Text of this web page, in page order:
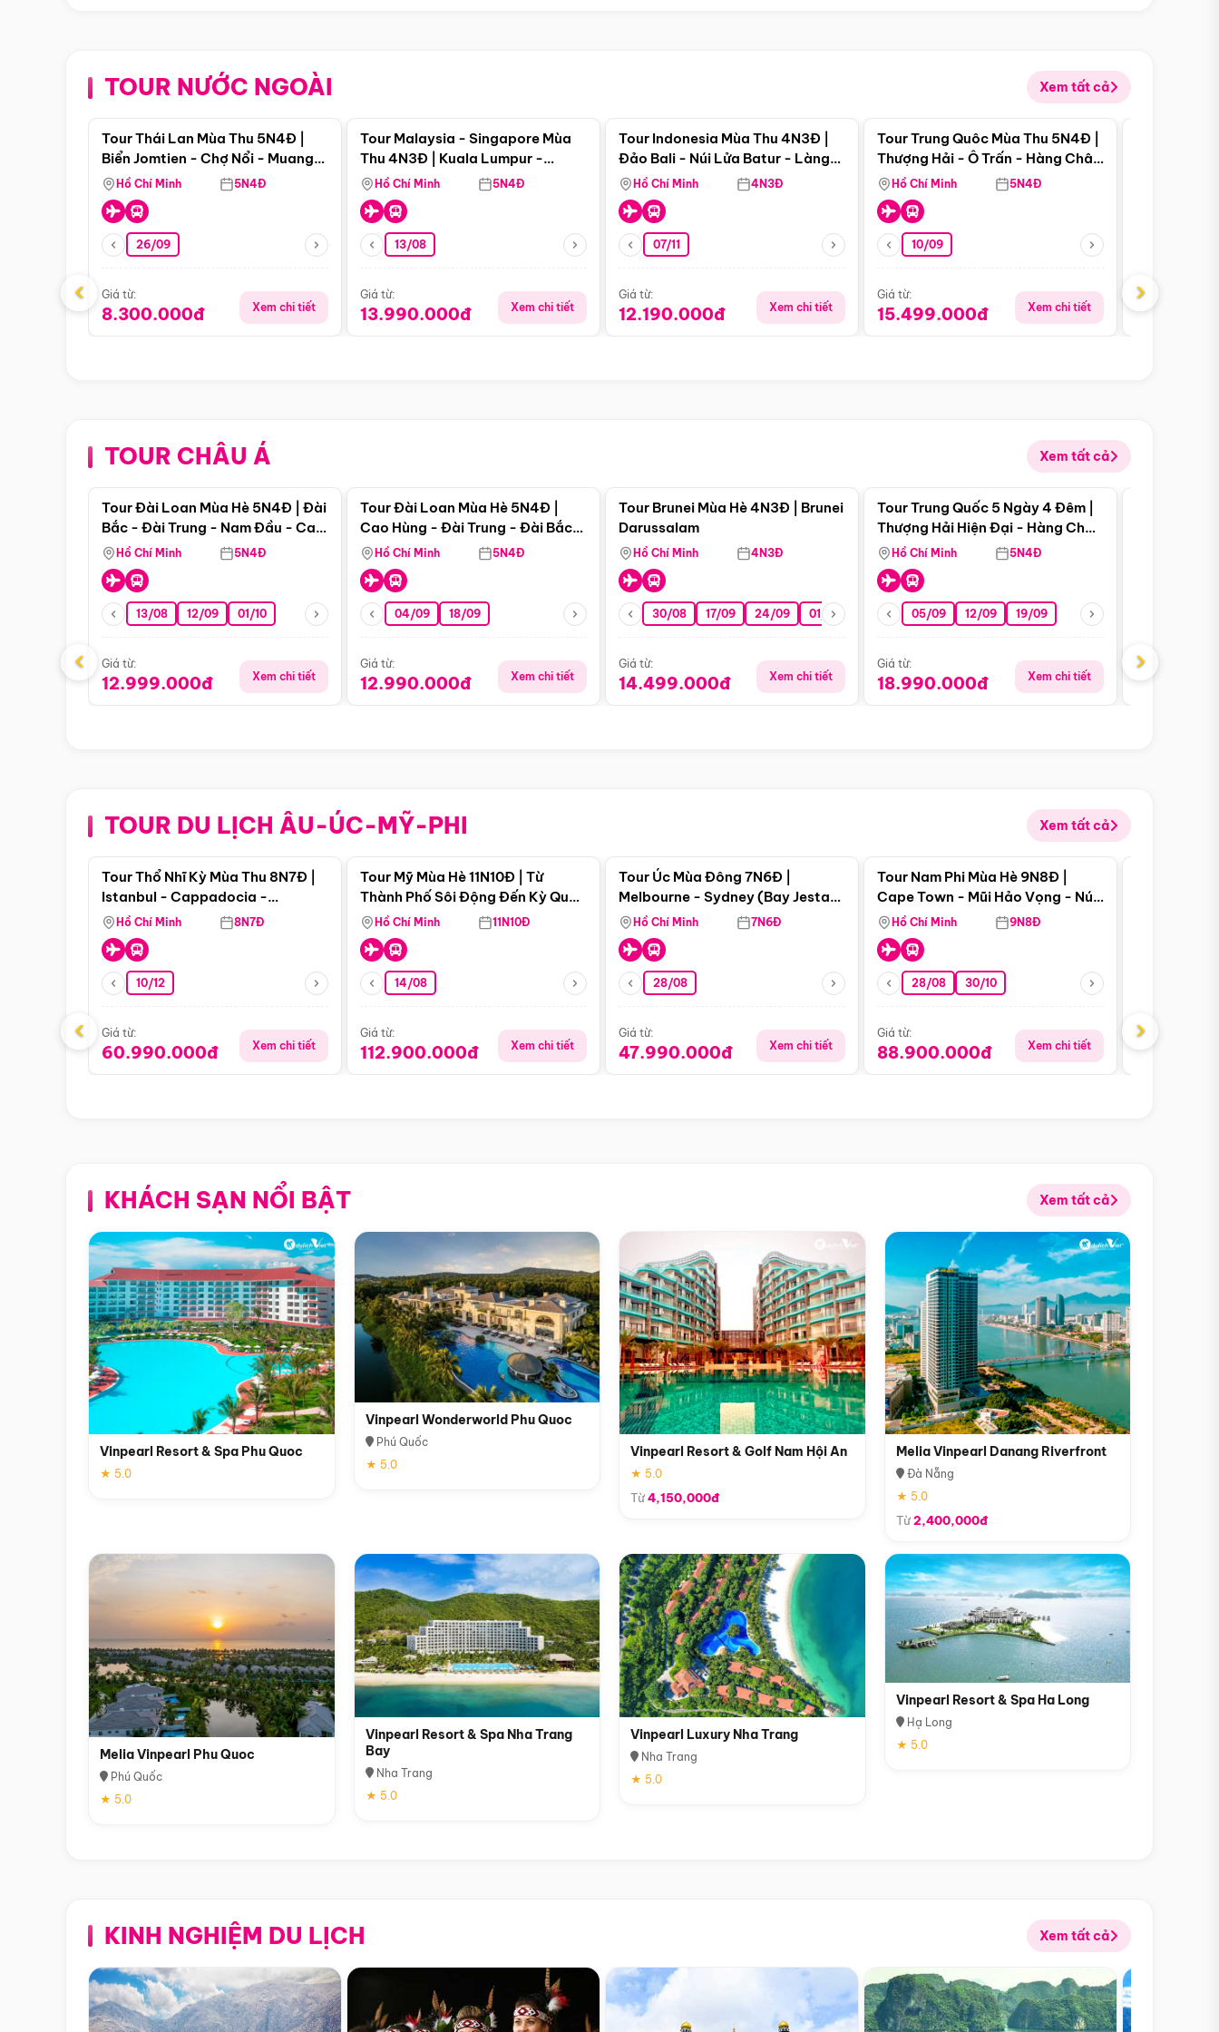
TOUR NƯỚC NGOÀI Xem tất cả
Điểm nổi bật
Tour Thái Lan Mùa Thu 5N4Đ |
Biển Jomtien - Chợ Nổi - Muang
Boran - Suanthai (Bay Vietnam
Airlines)
Hồ Chí Minh 5N4Đ
26/09
Giá từ:
8.300.000đ Xem chi tiết
Tour Malaysia - Singapore Mùa
Thu 4N3Đ | Kuala Lumpur -
Malacca - Johor Baru -
Singapore
Hồ Chí Minh 5N4Đ
13/08
Giá từ:
13.990.000đ Xem chi tiết
Tour Indonesia Mùa Thu 4N3Đ |
Đảo Bali - Núi Lửa Batur - Làng
Penglipuran
Hồ Chí Minh 4N3Đ
07/11
Giá từ:
12.190.000đ Xem chi tiết
Điểm nổi bật
Tour Trung Quôc Mùa Thu 5N4Đ |
Thượng Hải - Ô Trấn - Hàng Châu
(Tour Không Shopping)
Hồ Chí Minh 5N4Đ
10/09
Giá từ:
15.499.000đ Xem chi tiết
Giá từ:
‹ ›
TOUR CHÂU Á Xem tất cả
Điểm nổi bật
Tour Đài Loan Mùa Hè 5N4Đ | Đài
Bắc - Đài Trung - Nam Đầu - Cao
Hùng ( Bay Vn)
Hồ Chí Minh 5N4Đ
13/08 12/09 01/10
Giá từ:
12.999.000đ Xem chi tiết
Tour Đài Loan Mùa Hè 5N4Đ |
Cao Hùng - Đài Trung - Đài Bắc
(Bay Vj)
Hồ Chí Minh 5N4Đ
04/09 18/09
Giá từ:
12.990.000đ Xem chi tiết
Tour Brunei Mùa Hè 4N3Đ | Brunei
Darussalam
Hồ Chí Minh 4N3Đ
30/08 17/09 24/09 01/10 15/10 29/10
Giá từ:
14.499.000đ Xem chi tiết
Điểm nổi bật
Tour Trung Quốc 5 Ngày 4 Đêm |
Thượng Hải Hiện Đại - Hàng Châu
Nên Thơ - Ô Trấn Cổ Kính
Hồ Chí Minh 5N4Đ
05/09 12/09 19/09
Giá từ:
18.990.000đ Xem chi tiết
Giá từ:
‹ ›
TOUR DU LỊCH ÂU-ÚC-MỸ-PHI Xem tất cả
Điểm nổi bật
Tour Thổ Nhĩ Kỳ Mùa Thu 8N7Đ |
Istanbul - Cappadocia -
Pamukkale
Hồ Chí Minh 8N7Đ
10/12
Giá từ:
60.990.000đ Xem chi tiết
Tour Mỹ Mùa Hè 11N10Đ | Từ
Thành Phố Sôi Động Đến Kỳ Quan
Thiên Nhiên Mỹ
Hồ Chí Minh 11N10Đ
14/08
Giá từ:
112.900.000đ Xem chi tiết
Tour Úc Mùa Đông 7N6Đ |
Melbourne - Sydney (Bay Jestar
Airways)
Hồ Chí Minh 7N6Đ
28/08
Giá từ:
47.990.000đ Xem chi tiết
Điểm nổi bật
Tour Nam Phi Mùa Hè 9N8Đ |
Cape Town - Mũi Hảo Vọng - Núi
Bàn - Johannesburg - Pretoria -
Safari - Lodge
Hồ Chí Minh 9N8Đ
28/08 30/10
Giá từ:
88.900.000đ Xem chi tiết
Giá từ:
‹ ›
KHÁCH SẠN NỔI BẬT Xem tất cả
Vinpearl Resort & Spa Phu Quoc
★ 5.0
Vinpearl Wonderworld Phu Quoc
Phú Quốc
★ 5.0
Vinpearl Resort & Golf Nam Hội An
★ 5.0
Từ4,150,000đ
Melia Vinpearl Danang Riverfront
Đà Nẵng
★ 5.0
Từ2,400,000đ
Melia Vinpearl Phu Quoc
Phú Quốc
★ 5.0
Vinpearl Resort & Spa Nha Trang
Bay
Nha Trang
★ 5.0
Vinpearl Luxury Nha Trang
Nha Trang
★ 5.0
Vinpearl Resort & Spa Ha Long
Hạ Long
★ 5.0
KINH NGHIỆM DU LỊCH Xem tất cả